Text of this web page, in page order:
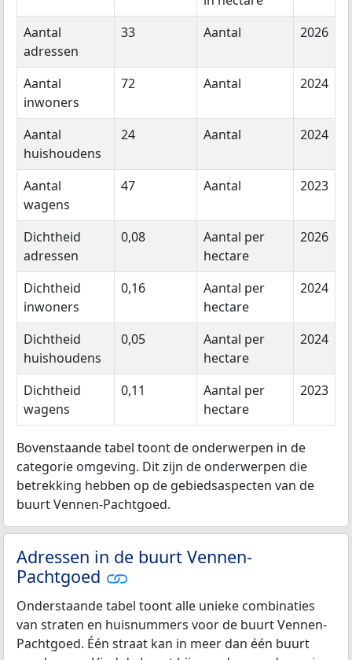
Aantal
adressen
33 Aantal 2026
Aantal
inwoners
72 Aantal 2024
Aantal
huishoudens
24 Aantal 2024
Aantal
wagens
47 Aantal 2023
Dichtheid
adressen
0,08
Aantal per
hectare
2026
Dichtheid
inwoners
0,16
Aantal per
hectare
2024
Dichtheid
huishoudens
0,05
Aantal per
hectare
2024
Dichtheid
wagens
0,11
Aantal per
hectare
2023
Bovenstaande tabel toont de onderwerpen in de
categorie omgeving. Dit zijn de onderwerpen die
betrekking hebben op de gebiedsaspecten van de
buurt Vennen-Pachtgoed.
Adressen in de buurt Vennen-
Pachtgoed
Onderstaande tabel toont alle unieke combinaties
van straten en huisnummers voor de buurt Vennen-
Pachtgoed. Één straat kan in meer dan één buurt